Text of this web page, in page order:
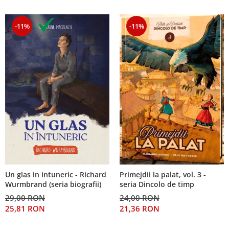
-11%
Un glas in intuneric - Richard
Wurmbrand (seria biografii)
29,00 RON
25,81 RON
-11%
Primejdii la palat, vol. 3 -
seria Dincolo de timp
24,00 RON
21,36 RON